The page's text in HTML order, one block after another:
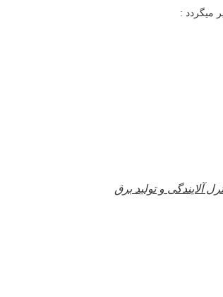
میگردد :
آلایندگی و تولید برق